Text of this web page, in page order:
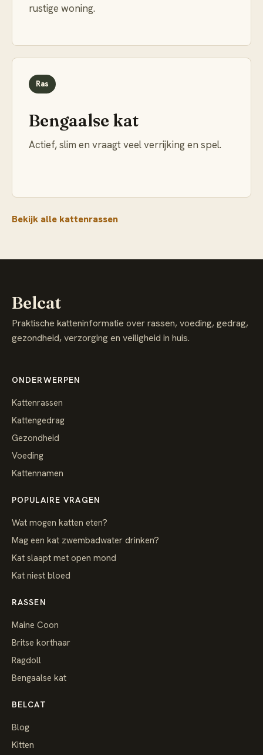
rustige woning.
Ras
Bengaalse kat
Actief, slim en vraagt veel verrijking en spel.
Bekijk alle kattenrassen
Belcat
Praktische katteninformatie over rassen, voeding, gedrag,
gezondheid, verzorging en veiligheid in huis.
ONDERWERPEN
Kattenrassen
Kattengedrag
Gezondheid
Voeding
Kattennamen
POPULAIRE VRAGEN
Wat mogen katten eten?
Mag een kat zwembadwater drinken?
Kat slaapt met open mond
Kat niest bloed
RASSEN
Maine Coon
Britse korthaar
Ragdoll
Bengaalse kat
BELCAT
Blog
Kitten